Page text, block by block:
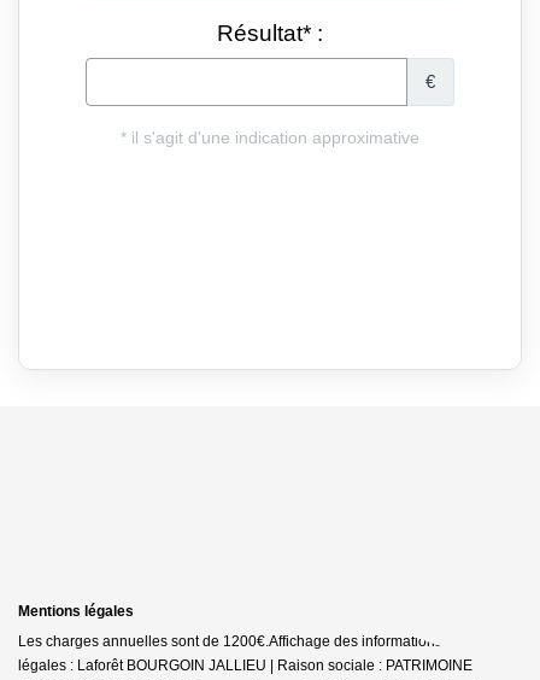
Mentions légales
Les charges annuelles sont de 1200€.Affichage des informations
légales : Laforêt BOURGOIN JALLIEU | Raison sociale : PATRIMOINE